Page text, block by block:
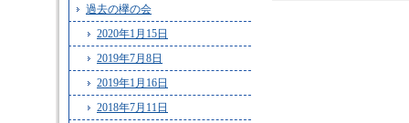
過去の欅の会
2020年1月15日
2019年7月8日
2019年1月16日
2018年7月11日